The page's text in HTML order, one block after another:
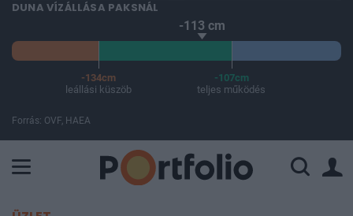
DUNA VÍZÁLLÁSA PAKSNÁL
-113 cm
-134cm
leállási küszöb
-107cm
teljes működés
Forrás: OVF, HAEA